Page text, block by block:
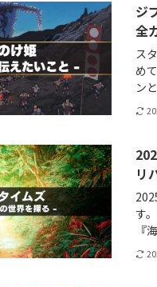
ジ
全
ス
め
ン
リ
す
『